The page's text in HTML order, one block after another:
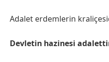
Adalet erdemlerin
Devletin hazinesi